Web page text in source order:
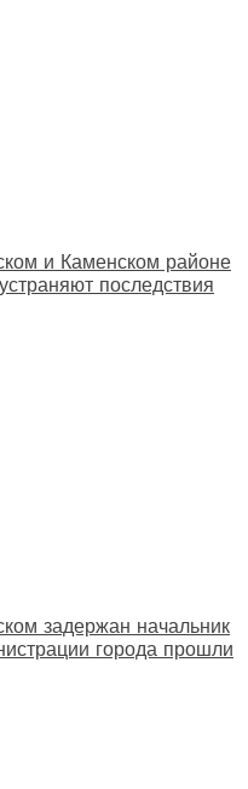
и Каменском районе
последствия
задержан начальник
города прошли